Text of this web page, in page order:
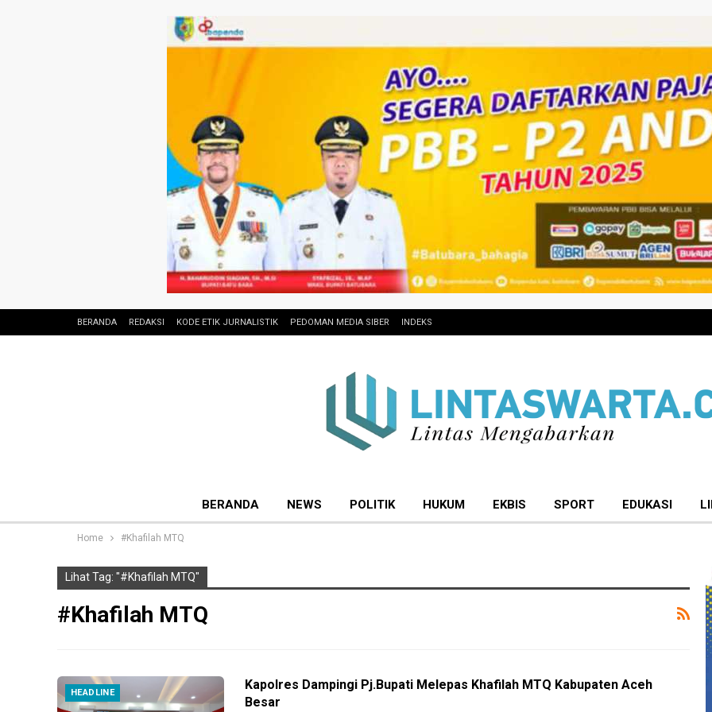
BERANDA REDAKSI KODE ETIK JURNALISTIK PEDOMAN MEDIA SIBER INDEKS
BERANDA NEWS POLITIK HUKUM EKBIS SPORT EDUKASI
Home #Khafilah MTQ
Lihat Tag: "#Khafilah MTQ"
#Khafilah MTQ
HEADLINE
Kapolres Dampingi Pj.Bupati Melepas Khafilah MTQ Kabupaten Aceh
Besar